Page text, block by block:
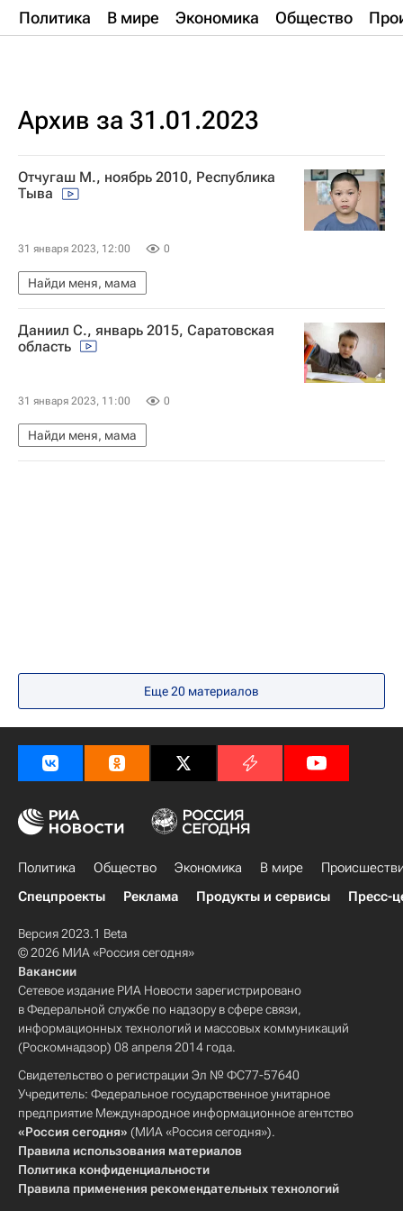
Политика В мире Экономика Общество
Архив за 31.01.2023
Отчугаш М., ноябрь 2010, Республика
Тыва
31 января 2023, 12:00 0
Найди меня, мама
Даниил С., январь 2015, Саратовская
область
31 января 2023, 11:00 0
Найди меня, мама
Еще 20 материалов
Политика Общество Экономика В мире
Спецпроекты
Реклама Продукты и сервисы Пресс-
Версия 2023.1 Beta
© 2026 МИА «Россия сегодня»
Вакансии
Сетевое издание РИА Новости зарегистрировано
в Федеральной службе по надзору в сфере связи,
информационных технологий и массовых коммуникаций
(Роскомнадзор) 08 апреля 2014 года.
Свидетельство о регистрации Эл № ФС77-57640
Учредитель: Федеральное государственное унитарное
предприятие Международное информационное агентство
«Россия сегодня» (МИА «Россия сегодня»).
Правила использования материалов
Политика конфиденциальности
Правила применения рекомендательных технологий